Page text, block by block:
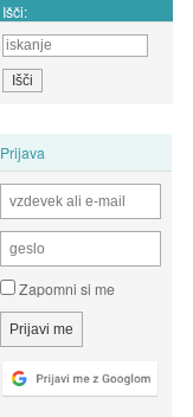
Išči:
Prijava
Zapomni si me